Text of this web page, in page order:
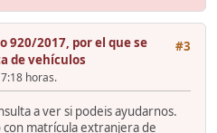
#3
920/2017, por el que se
de vehículos
horas.
a ver si podeis ayudarnos.
matrícula extranjera de